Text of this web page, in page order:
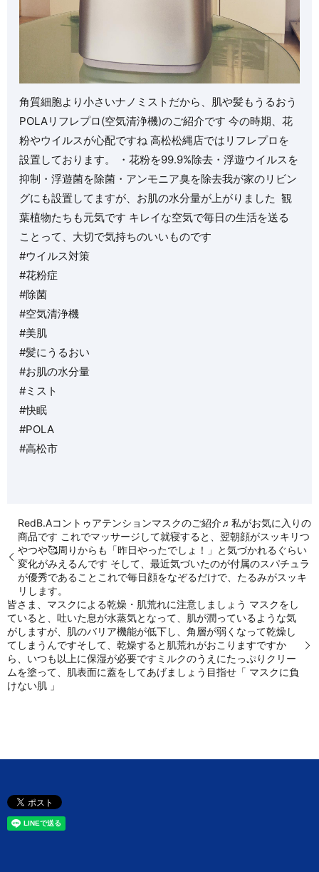
角質細胞より小さいナノミストだから、肌や髪もうるおう
POLAリフレプロ(空気清浄機)のご紹介です️ 今の時期、花
粉やウイルスが心配ですね️ 高松松縄店ではリフレプロを
設置しております。 ・花粉を99.9%除去・浮遊ウイルスを
抑制・浮遊菌を除菌・アンモニア臭を除去我が家のリビン
グにも設置してますが、お肌の水分量が上がりました ️ 観
葉植物たちも元気です キレイな空気で毎日の生活を送る
ことって、大切で気持ちのいいものです
#ウイルス対策
#花粉症
#除菌
#空気清浄機
#美肌
#髪にうるおい
#お肌の水分量
#ミスト
#快眠
#POLA
#高松市
RedB.Aコントゥアテンションマスクのご紹介♬私がお気に入りの
商品です️ これでマッサージして就寝すると、翌朝顔がスッキリつ
やつや🥰周りからも「昨日やったでしょ！」と気づかれるぐらい
変化がみえるんです そして、最近気づいたのが付属のスパチュラ
が優秀であることこれで毎日顔をなぞるだけで、たるみがスッキ
リします。
皆さま、マスクによる乾燥・肌荒れに注意しましょう️ マスクをし
ていると、吐いた息が水蒸気となって、肌が潤っているような気
がしますが、肌のバリア機能が低下し、角層が弱くなって乾燥し
てしまうんですそして、乾燥すると肌荒れがおこりますですか
ら、いつも以上に保湿が必要ですミルクのうえにたっぷりクリー
ムを塗って、肌表面に蓋をしてあげましょう目指せ「 マスクに負
けない肌 」️